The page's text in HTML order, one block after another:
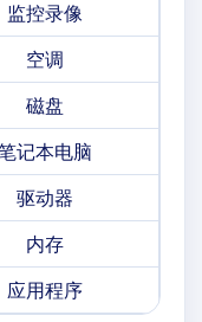
监控录像
空调
磁盘
记本电脑
驱动器
内存
应用程序